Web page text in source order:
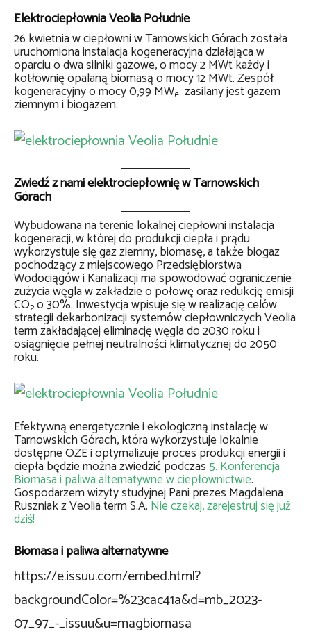
Elektrociepłownia Veolia Południe
26 kwietnia w ciepłowni w Tarnowskich Górach została
uruchomiona instalacja kogeneracyjna działająca w
oparciu o dwa silniki gazowe, o mocy 2 MWt każdy i
kotłownię opalaną biomasą o mocy 12 MWt. Zespół
kogeneracyjny o mocy 0,99 MWe zasilany jest gazem
ziemnym i biogazem.
Zwiedź z nami elektrociepłownię w Tarnowskich
Górach
Wybudowana na terenie lokalnej ciepłowni instalacja
kogeneracji, w której do produkcji ciepła i prądu
wykorzystuje się gaz ziemny, biomasę, a także biogaz
pochodzący z miejscowego Przedsiębiorstwa
Wodociągów i Kanalizacji ma spowodować ograniczenie
zużycia węgla w zakładzie o połowę oraz redukcję emisji
CO2o 30%. Inwestycja wpisuje się w realizację celów
strategii dekarbonizacji systemów ciepłowniczych Veolia
term zakładającej eliminację węgla do 2030 roku i
osiągnięcie pełnej neutralności klimatycznej do 2050
roku.
Efektywną energetycznie i ekologiczną instalację w
Tarnowskich Górach, która wykorzystuje lokalnie
dostępne OZE i optymalizuje proces produkcji energii i
ciepła będzie można zwiedzić podczas 5. Konferencja
Biomasa i paliwa alternatywne w ciepłownictwie.
Gospodarzem wizyty studyjnej Pani prezes Magdalena
Ruszniak z Veolia term S.A. Nie czekaj, zarejestruj się już
dziś!
Biomasa i paliwa alternatywne
https://e.issuu.com/embed.html?
backgroundColor=%23cac41a&d=mb_2023-
07_97_-_issuu&u=magbiomasa